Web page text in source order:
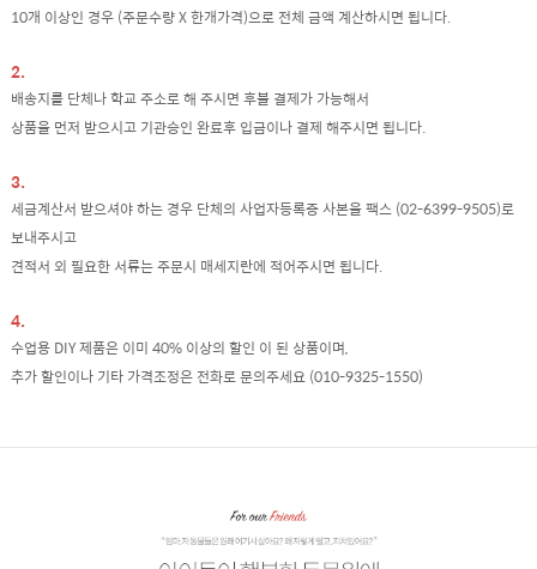
10개 이상인 경우 (주문수량 X 한개가격)으로 전체 금액 계산하시면 됩니다.
2.
배송지를 단체나 학교 주소로 해 주시면 후불 결제가 가능해서
상품을 먼저 받으시고 기관승인 완료후 입금이나 결제 해주시면 됩니다.
3.
세금계산서 받으셔야 하는 경우 단체의 사업자등록증 사본을 팩스 (02-6399-9505)로
보내주시고
견적서 외 필요한 서류는 주문시 매세지란에 적어주시면 됩니다.
4.
수업용 DIY 제품은 이미 40% 이상의 할인 이 된 상품이며,
추가 할인이나 기타 가격조정은 전화로 문의주세요 (010-9325-1550)